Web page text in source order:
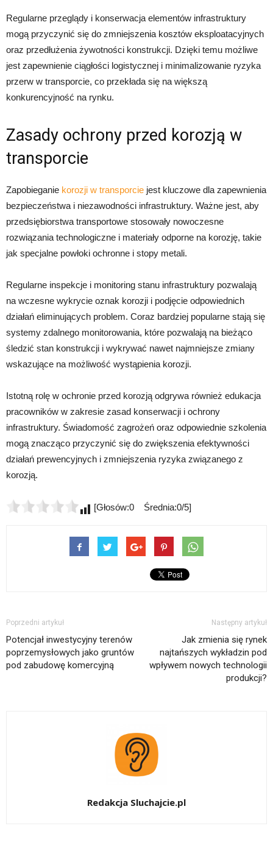
Regularne przeglądy i konserwacja elementów infrastruktury
mogą przyczynić się do zmniejszenia kosztów eksploatacyjnych
oraz przedłużenia żywotności konstrukcji. Dzięki temu możliwe
jest zapewnienie ciągłości logistycznej i minimalizowanie ryzyka
przerw w transporcie, co przekłada się na większą
konkurencyjność na rynku.
Zasady ochrony przed korozją w
transporcie
Zapobieganie korozji w transporcie jest kluczowe dla zapewnienia
bezpieczeństwa i niezawodności infrastruktury. Ważne jest, aby
przedsiębiorstwa transportowe stosowały nowoczesne
rozwiązania technologiczne i materiały odporne na korozję, takie
jak specjalne powłoki ochronne i stopy metali.
Regularne inspekcje i monitoring stanu infrastruktury pozwalają
na wczesne wykrycie oznak korozji i podjęcie odpowiednich
działań eliminujących problem. Coraz bardziej popularne stają się
systemy zdalnego monitorowania, które pozwalają na bieżąco
śledzić stan konstrukcji i wykrywać nawet najmniejsze zmiany
wskazujące na możliwość wystąpienia korozji.
Istotną rolę w ochronie przed korozją odgrywa również edukacja
pracowników w zakresie zasad konserwacji i ochrony
infrastruktury. Świadomość zagrożeń oraz odpowiednie szkolenia
mogą znacząco przyczynić się do zwiększenia efektywności
działań prewencyjnych i zmniejszenia ryzyka związanego z
korozją.
[Głosów:0 Średnia:0/5]
Poprzedni artykuł
Potencjał inwestycyjny terenów
poprzemysłowych jako gruntów
pod zabudowę komercyjną
Następny artykuł
Jak zmienia się rynek
najtańszych wykładzin pod
wpływem nowych technologii
produkcji?
Redakcja Sluchajcie.pl